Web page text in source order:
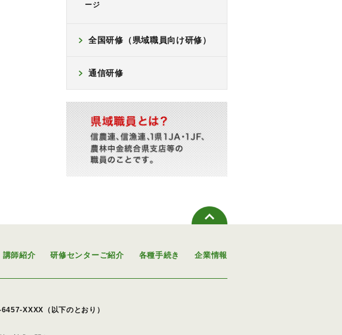
ージ
全国研修（県域職員向け研修）
通信研修
講師紹介 研修センターご紹介 各種手続き 企業情報
XXXX（以下のとおり）